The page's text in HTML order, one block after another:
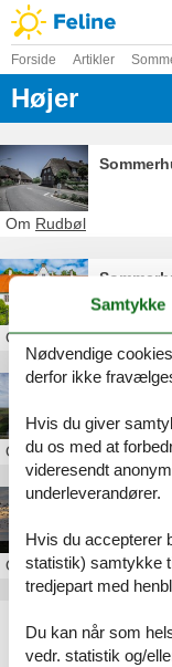
Forside Artikler
Højer
Om Rudbøl
OmMøgeltønder
OmDaler
OmHøjer
Artikeltyper
Alle
Samtykke
Nødvendige
derfor ikke
Hvis du giver
du os med at
videresendt
underleverandører.
Hvis du accepterer
statistik) samtykke
tredjepart med
Du kan når som
vedr. statistik og/